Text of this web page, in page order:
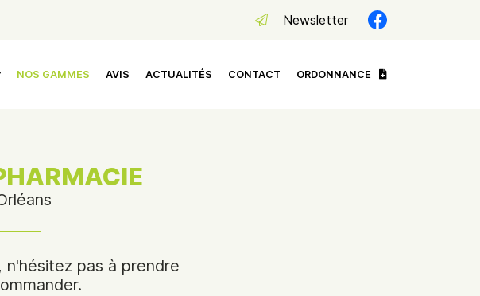
Newsletter
NOS GAMMES AVIS ACTUALITÉS CONTACT ORDONNANCE
pas à prendre